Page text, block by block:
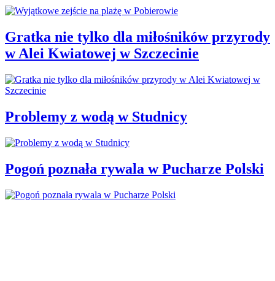
Gratka nie tylko dla miłośników przyrody
w Alei Kwiatowej w Szczecinie
Problemy z wodą w Studnicy
Pogoń poznała rywala w Pucharze Polski